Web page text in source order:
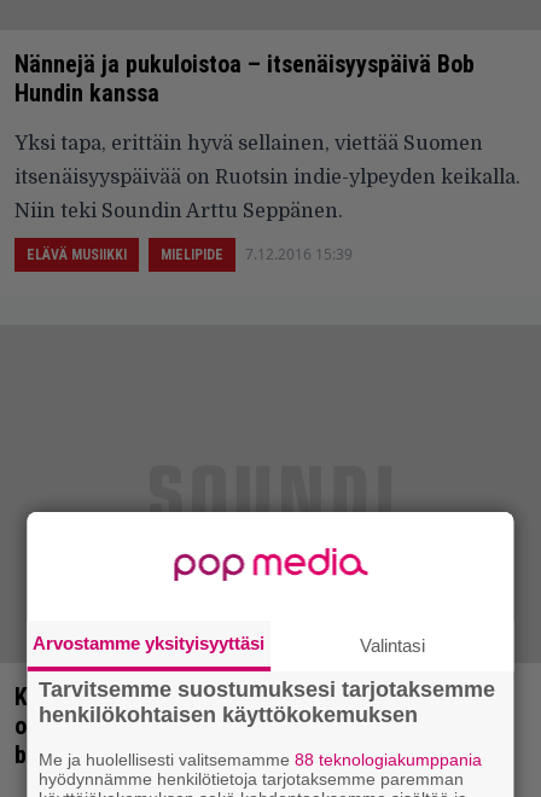
Nännejä ja pukuloistoa – itsenäisyyspäivä Bob
Hundin kanssa
Yksi tapa, erittäin hyvä sellainen, viettää Suomen
itsenäisyyspäivää on Ruotsin indie-ylpeyden keikalla.
Niin teki Soundin Arttu Seppänen.
ELÄVÄ MUSIIKKI MIELIPIDE 7.12.2016 15:39
Kilpailu tanakan ruotsalaisen rockin ystäville:
osallistu ja voita liput Bob Hundin keikalle + tapaa
bändi!
Arvostamme yksityisyyttäsi Valintasi
Tarvitsemme suostumuksesi tarjotaksemme
henkilökohtaisen käyttökokemuksen
Me ja huolellisesti valitsemamme88 teknologiakumppania
hyödynnämme henkilötietoja tarjotaksemme paremman